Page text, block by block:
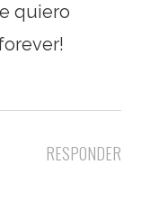
quiero
RESPONDER